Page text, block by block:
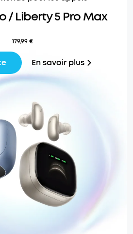
/ Liberty 5 Pro Max
179,99 €
En savoir plus